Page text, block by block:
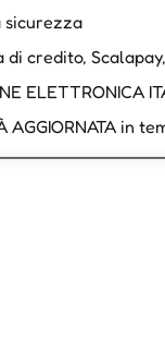
sicurezza
di credito,
ELETTRONICA
AGGIORNATA in